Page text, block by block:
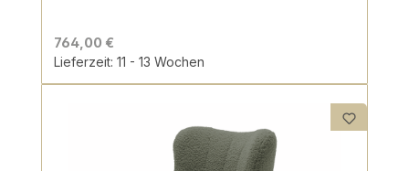
764,00 €
Lieferzeit: 11 - 13 Wochen